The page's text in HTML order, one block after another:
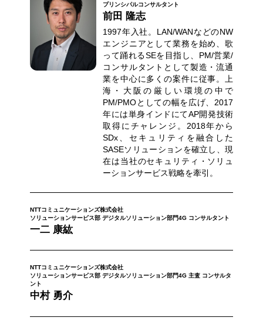
プリンシパルコンサルタント
前田 隆志
1997年入社。LAN/WANなどのNW
エンジニアとして業務を始め、歌
って踊れるSEを目指し、PM/営業/
コンサルタントとして製造・流通
業を中心に多くの案件に従事。上
海・大阪の厳しい環境の中で
PM/PMOとしての幅を広げ、2017
年には単身インドにてAP開発技術
取得にチャレンジ。2018年から
SDx、セキュリティを融合した
SASEソリューションを確立し、現
在は当社のセキュリティ・ソリュ
ーションサービス戦略を牽引。
NTTコミュニケーションズ株式会社
ソリューションサービス部 デジタルソリューション部門4G コンサルタント
一二 康紘
NTTコミュニケーションズ株式会社
ソリューションサービス部 デジタルソリューション部門4G 主査 コンサルタ
ント
中村 勇介